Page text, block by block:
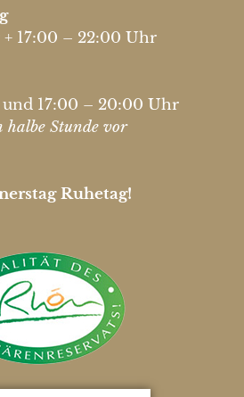
17:00 – 22:00 Uhr
und 17:00 – 20:00 Uhr
halbe Stunde vor
Ruhetag!